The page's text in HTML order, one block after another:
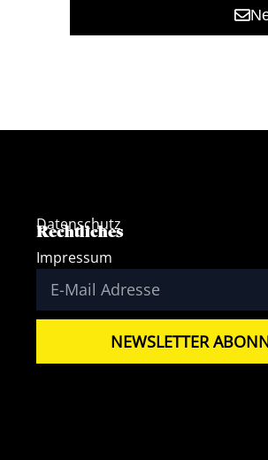
Rechtliches
Datenschutz
Impressum
NEWSLETTER